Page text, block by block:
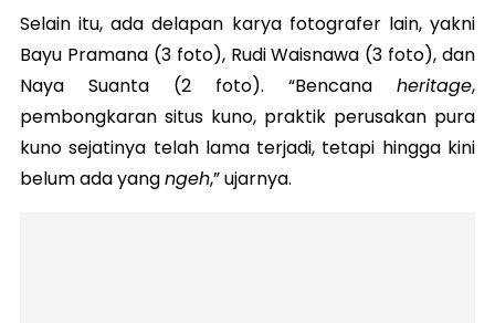
Selain itu, ada delapan karya fotografer lain, yakni
Bayu Pramana (3 foto), Rudi Waisnawa (3 foto), dan
Naya Suanta (2 foto). “Bencana heritage,
pembongkaran situs kuno, praktik perusakan pura
kuno sejatinya telah lama terjadi, tetapi hingga kini
belum ada yangngeh,” ujarnya.